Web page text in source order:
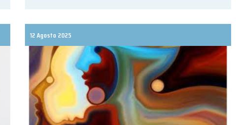
12 Agosto 2025